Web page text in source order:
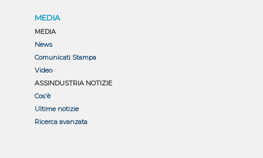
MEDIA
MEDIA
News
Comunicati Stampa
Video
ASSINDUSTRIA NOTIZIE
Cos'è
Ultime notizie
Ricerca avanzata